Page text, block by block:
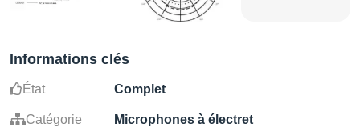
Informations clés
État Complet
Catégorie Microphones à électret